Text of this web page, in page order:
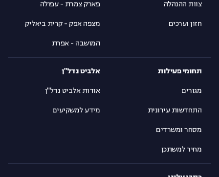
צוות ההנהלה
חזון וערכים
פארק צמרת - עפולה
מצפה אפק - קרית ביאליק
המושבה - אפרת
תחומי פעילות
מגורים
התחדשות עירונית
מסחר ומשרדים
מחיר למשתכן
אלביט נדל"ן
אודות אלביט נדל"ן
מידע למשקיעים